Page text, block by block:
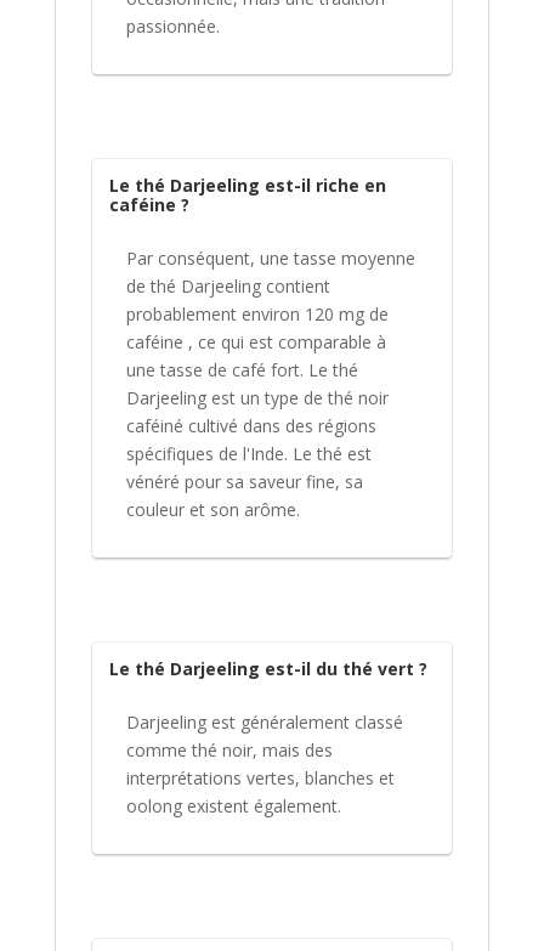
passionnée.
Le thé Darjeeling est-il riche en
caféine ?
Par conséquent, une tasse moyenne
de thé Darjeeling contient
probablement environ 120 mg de
caféine , ce qui est comparable à
une tasse de café fort. Le thé
Darjeeling est un type de thé noir
caféiné cultivé dans des régions
spécifiques de l'Inde. Le thé est
vénéré pour sa saveur fine, sa
couleur et son arôme.
Le thé Darjeeling est-il du thé vert ?
Darjeeling est généralement classé
comme thé noir, mais des
interprétations vertes, blanches et
oolong existent également.